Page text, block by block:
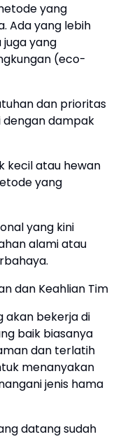
yang
Ada yang lebih
yang
(eco-
dan prioritas
dengan dampak
kecil atau hewan
yang
yang kini
alami atau
dan Keahlian Tim
akan bekerja di
baik biasanya
dan terlatih
menanyakan
jenis hama
datang sudah